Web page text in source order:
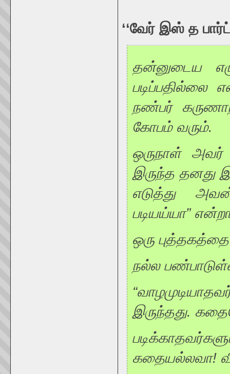
‘‘வேர் இஸ் த
தன்னுடைய
படிப்பதில்லை
நண்பர்
கோபம் வரும்.
ஒருநாள் அவர்
இருந்த தனது
எடுத்து
படியய்யா”
ஒரு
நல்ல
இருந்தது.
கதையல்லவா!